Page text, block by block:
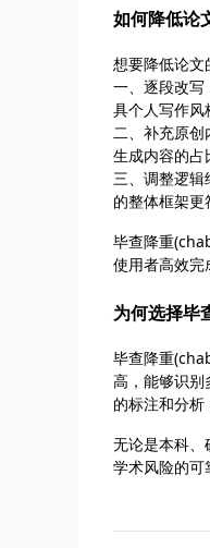
如何降低论
想要降低论文
一、逐段改写
具个人写作风
二、补充原
生成内容的占
三、调整逻辑
的整体框架更
毕查降重
使用者高效完
为何选择毕
毕查降重
高，能够识别
的标注和分析
无论是本科、
学术风险的